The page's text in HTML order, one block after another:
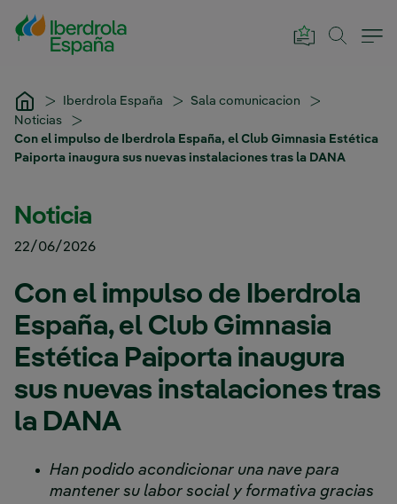
Saltar al contenido principal
Iberdrola España
Sala comunicacion
Noticias
Con el impulso de Iberdrola España, el Club Gimnasia Estética
Paiporta inaugura sus nuevas instalaciones tras la DANA
Noticia
22/06/2026
Con el impulso de Iberdrola
España, el Club Gimnasia
Estética Paiporta inaugura
sus nuevas instalaciones tras
la DANA
Han podido acondicionar una nave para
mantener su labor social y formativa gracias